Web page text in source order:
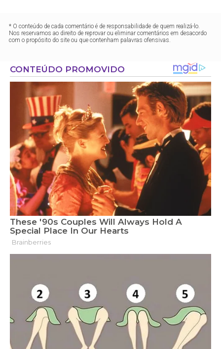
* O conteúdo de cada comentário é de responsabilidade de quem realizá-lo.
Nos reservamos ao direito de reprovar ou eliminar comentários em desacordo
com o propósito do site ou que contenham palavras ofensivas.